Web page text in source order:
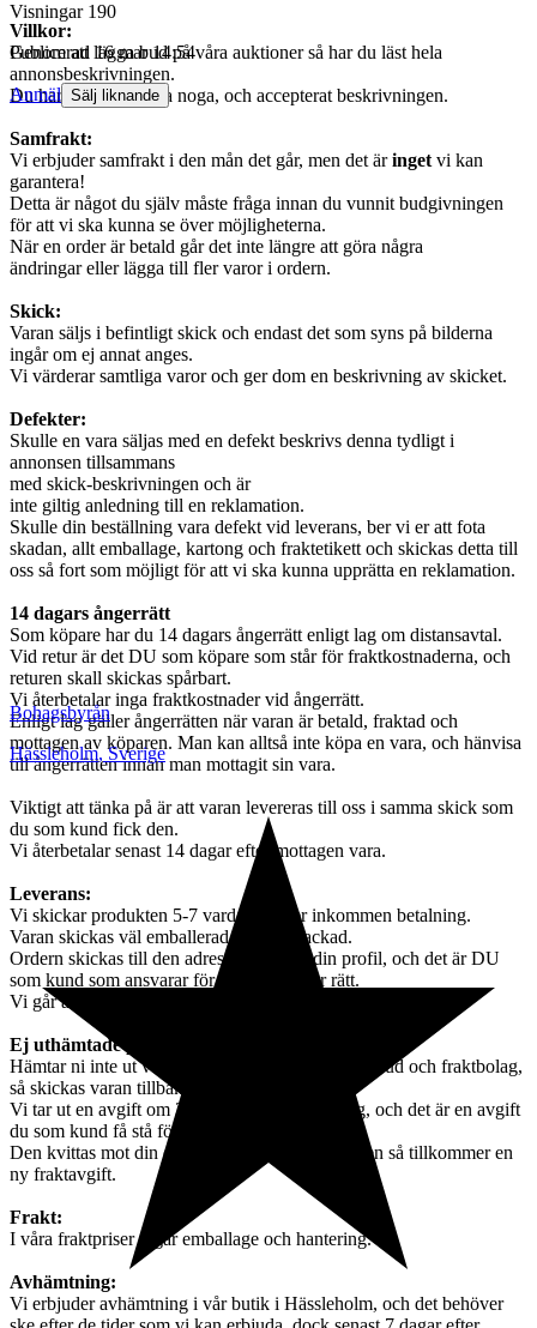
Villkor:
Genom att lägga bud på våra auktioner så har du läst hela
annonsbeskrivningen.
Du har synat bilderna noga, och accepterat beskrivningen.
Samfrakt:
Vi erbjuder samfrakt i den mån det går, men det äringet vi kan
garantera!
Detta är något du själv måste fråga innan du vunnit budgivningen
för att vi ska kunna se över möjligheterna.
När en order är betald går det inte längre att göra några
ändringar eller lägga till fler varor i ordern.
Skick:
Varan säljs i befintligt skick och endast det som syns på bilderna
ingår om ej annat anges.
Vi värderar samtliga varor och ger dom en beskrivning av skicket.
Defekter:
Skulle en vara säljas med en defekt beskrivs denna tydligt i
annonsen tillsammans
med skick-beskrivningen och är
inte giltig anledning till en reklamation.
Skulle din beställning vara defekt vid leverans, ber vi er att fota
skadan, allt emballage, kartong och fraktetikett och skickas detta till
oss så fort som möjligt för att vi ska kunna upprätta en reklamation.
14 dagars ångerrätt
Som köpare har du 14 dagars ångerrätt enligt lag om distansavtal.
Vid retur är det DU som köpare som står för fraktkostnaderna, och
returen skall skickas spårbart.
Vi återbetalar inga fraktkostnader vid ångerrätt.
Enligt lag gäller ångerrätten när varan är betald, fraktad och
mottagen av köparen. Man kan alltså inte köpa en vara, och hänvisa
till ångerrätten innan man mottagit sin vara.
Viktigt att tänka på är att varan levereras till oss i samma skick som
du som kund fick den.
Vi återbetalar senast 14 dagar efter mottagen vara.
Leverans:
Vi skickar produkten 5-7 vardagar efter inkommen betalning.
Varan skickas väl emballerad och väl packad.
Ordern skickas till den adress som står i din profil, och det är DU
som kund som ansvarar för att adressen är rätt.
Vi går alltså inte in och göra några ändringar.
Ej uthämtade paket:
Hämtar ni inte ut varan efter påminnelse från ombud och fraktbolag,
så skickas varan tillbaka till oss,
Vi tar ut en avgift om 395 kr för orderhantering, och det är en avgift
du som kund få stå för.
Den kvittas mot din order. Ska varan skickas igen så tillkommer en
ny fraktavgift.
Frakt:
I våra fraktpriser ingår emballage och hantering.
Avhämtning:
Vi erbjuder avhämtning i vår butik i Hässleholm, och det behöver
Visningar 190
Publicerad 16 mar 14:54
Anmäl Sälj liknande
Bohagsbyrån
Hässleholm,Sverige